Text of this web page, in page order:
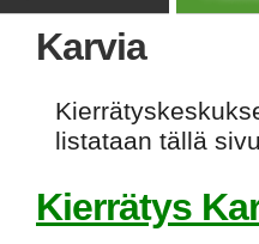
Karvia
listataan tällä
Kierrätys